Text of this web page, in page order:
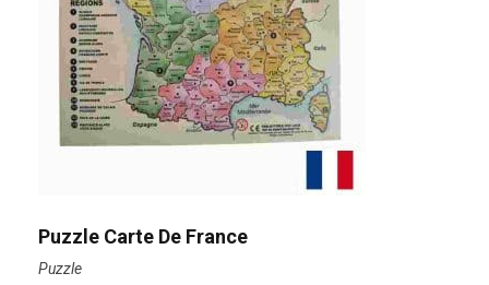
Puzzle Carte De France
Puzzle